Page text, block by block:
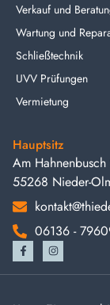
Verkauf und
Wartung und
Schließtechnik
UVV Prüfungen
Vermietung
Hauptsitz
Am
55268 Nieder-
06136 -